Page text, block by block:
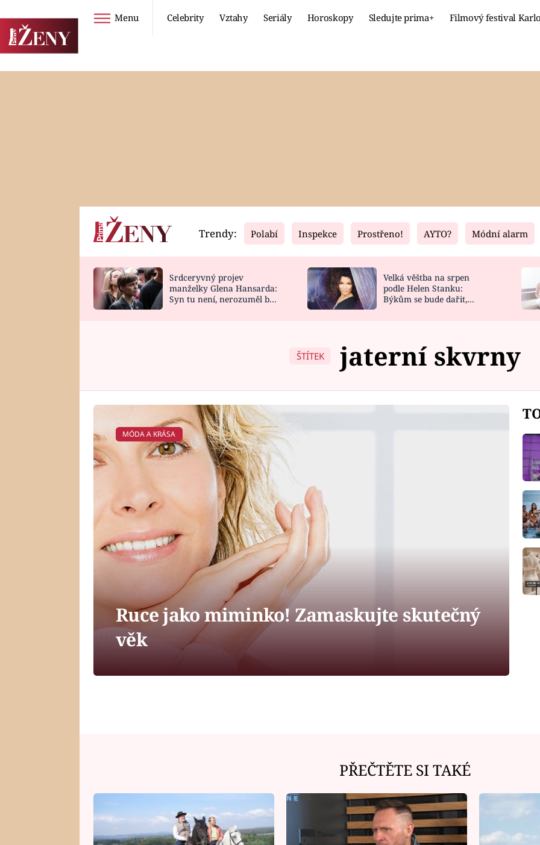
Menu Celebrity Vztahy Seriály Horoskopy Sledujte prima+ Filmový festival
Horoskopy
HOROSKOP NA
Video
CELEBRITY
VAŘENÍ
Fresh
NOVINKY
VIDEORECEPTY
Living
DESIGN
Trendy: Polabí Inspekce Prostřeno! AYTO? Módní alarm
Srdceryvný projev
manželky Glena Hansarda:
Syn tu není, nerozuměl by
Velká věštba na srpen
podle Helen Stanku:
Býkům se bude dařit,
ŠTÍTEK jaterní skvrny
MÓDA A KRÁSA
Ruce jako miminko! Zamaskujte skutečný
věk
PŘEČTĚTE SI TAKÉ